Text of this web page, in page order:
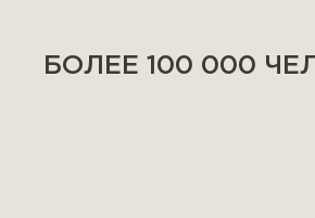
БОЛЕЕ 100 000